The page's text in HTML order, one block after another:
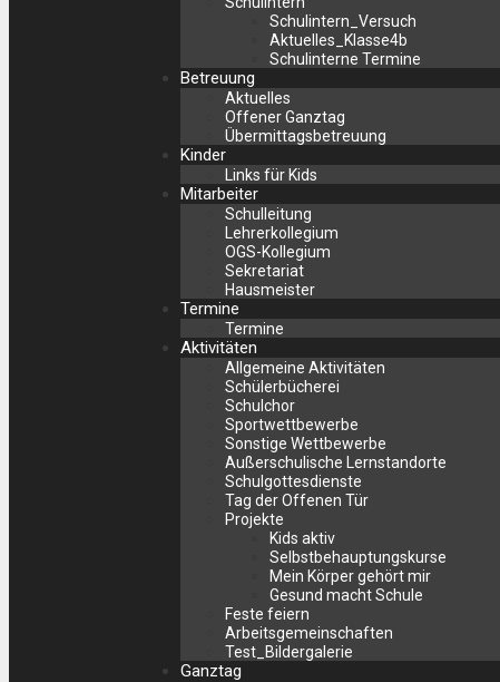
Schulintern_Versuch
Aktuelles_Klasse4b
Schulinterne Termine
Betreuung
Aktuelles
Offener Ganztag
Übermittagsbetreuung
Kinder
Links für Kids
Mitarbeiter
Schulleitung
Lehrerkollegium
OGS-Kollegium
Sekretariat
Hausmeister
Termine
Termine
Aktivitäten
Allgemeine Aktivitäten
Schülerbücherei
Schulchor
Sportwettbewerbe
Sonstige Wettbewerbe
Außerschulische Lernstandorte
Schulgottesdienste
Tag der Offenen Tür
Projekte
Kids aktiv
Selbstbehauptungskurse
Mein Körper gehört mir
Gesund macht Schule
Feste feiern
Arbeitsgemeinschaften
Test_Bildergalerie
Ganztag